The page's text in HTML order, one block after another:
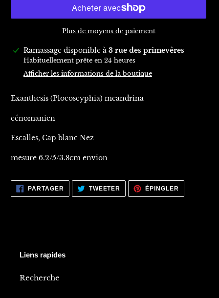
Plus de moyens de paiement
Ajout
d'un
produit
panier
Ramassage disponible à 3 rue des primevères
Habituellement prête en 24 heures
Afficher les informations de la boutique
Exanthesis (Plocoscyphia) meandrina
cénomanien
Escalles, Cap blanc Nez
mesure 6.2/5/3.8cm envion
PARTAGER PARTAGER
SUR
FACEBOOK
TWEETER TWEETER
SUR
TWITTER
ÉPINGLER
PINTEREST
Liens rapides
Recherche